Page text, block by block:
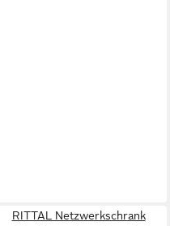
RITTAL Netzwerkschrank